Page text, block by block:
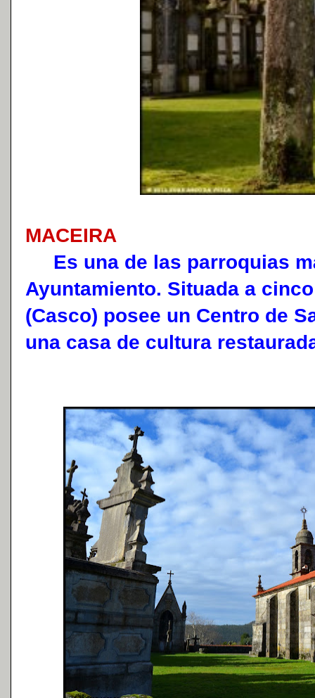
MACEIRA
Es una de las parroquias
Ayuntamiento. Situada a
(Casco) posee un Centro de
una casa de cultura